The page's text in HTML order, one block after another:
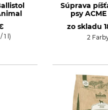
1 l)
Súprava
psy ACME
zo skladu
2